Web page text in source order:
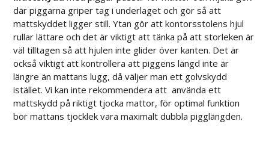
där piggarna griper tag i underlaget och gör så att
mattskyddet ligger still. Ytan gör att kontorsstolens hjul
rullar lättare och det är viktigt att tänka på att storleken är
väl tilltagen så att hjulen inte glider över kanten. Det är
också viktigt att kontrollera att piggens längd inte är
längre än mattans lugg, då väljer man ett golvskydd
istället. Vi kan inte rekommendera att använda ett
mattskydd på riktigt tjocka mattor, för optimal funktion
bör mattans tjocklek vara maximalt dubbla pigglängden.